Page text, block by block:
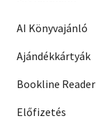
AI Könyvajánló
Ajándékkártyák
Bookline Reader
Előfizetés